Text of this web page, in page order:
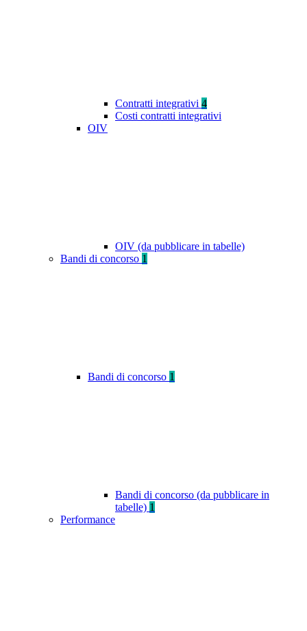
Contratti integrativi 4
Costi contratti integrativi
OIV
OIV (da pubblicare in tabelle)
Bandi di concorso 1
Bandi di concorso 1
Bandi di concorso (da pubblicare in
tabelle) 1
Performance